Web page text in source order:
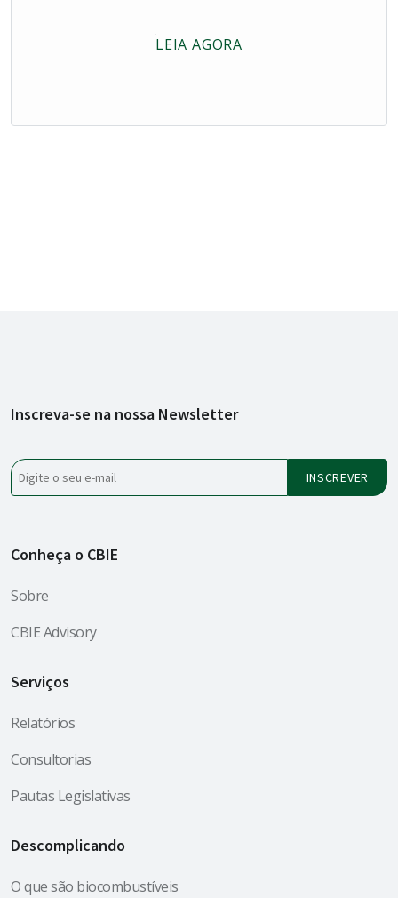
LEIA AGORA
Inscreva-se na nossa Newsletter
Conheça o CBIE
Sobre
CBIE Advisory
Serviços
Relatórios
Consultorias
Pautas Legislativas
Descomplicando
O que são biocombustíveis